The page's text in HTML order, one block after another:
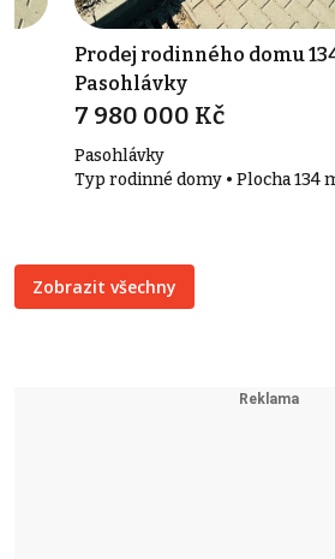
Prodej rodinného domu
Pasohlávky
7 980 000 Kč
Pasohlávky
Typ rodinné domy • Plocha 134
Zobrazit všechny